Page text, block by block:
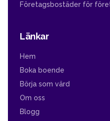
Företagsbostäder för
Länkar
Hem
Boka boende
Börja som värd
Om oss
Blogg